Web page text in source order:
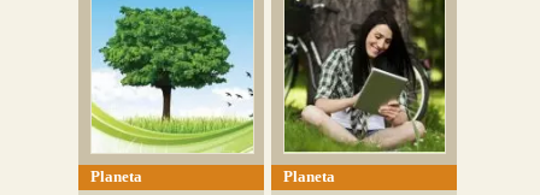
Planeta
Planeta